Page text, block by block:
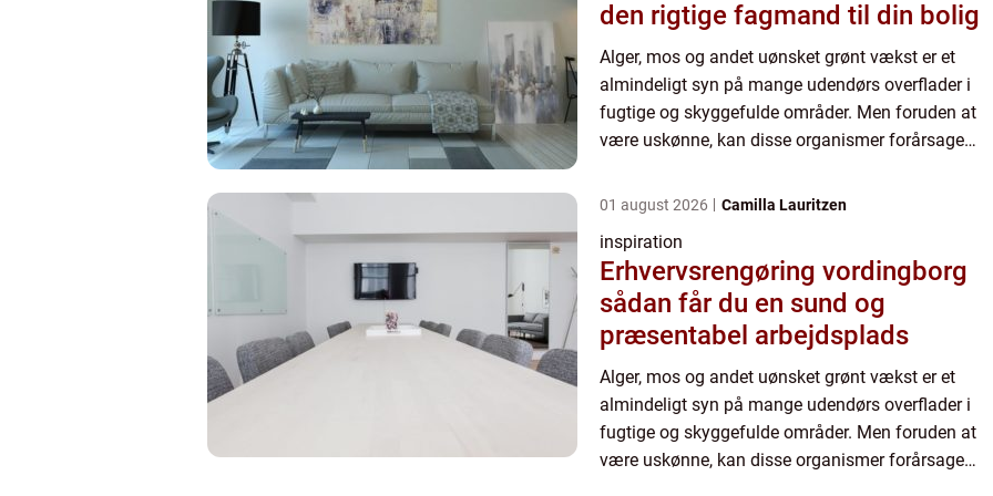
den rigtige fagmand til din bolig
Alger, mos og andet uønsket grønt vækst er et
almindeligt syn på mange udendørs overflader i
fugtige og skyggefulde områder. Men foruden at
være uskønne, kan disse organismer forårsage
fliser. I denne art...
01 august 2026 Camilla Lauritzen
inspiration
Erhvervsrengøring vordingborg
sådan får du en sund og
præsentabel arbejdsplads
Alger, mos og andet uønsket grønt vækst er et
almindeligt syn på mange udendørs overflader i
fugtige og skyggefulde områder. Men foruden at
være uskønne, kan disse organismer forårsage